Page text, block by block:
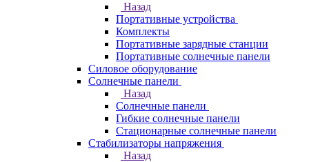
Назад
Портативные устройства
Комплекты
Портативные зарядные станции
Портативные солнечные панели
Силовое оборудование
Солнечные панели
Назад
Солнечные панели
Гибкие солнечные панели
Стационарные солнечные панели
Стабилизаторы напряжения
Назад